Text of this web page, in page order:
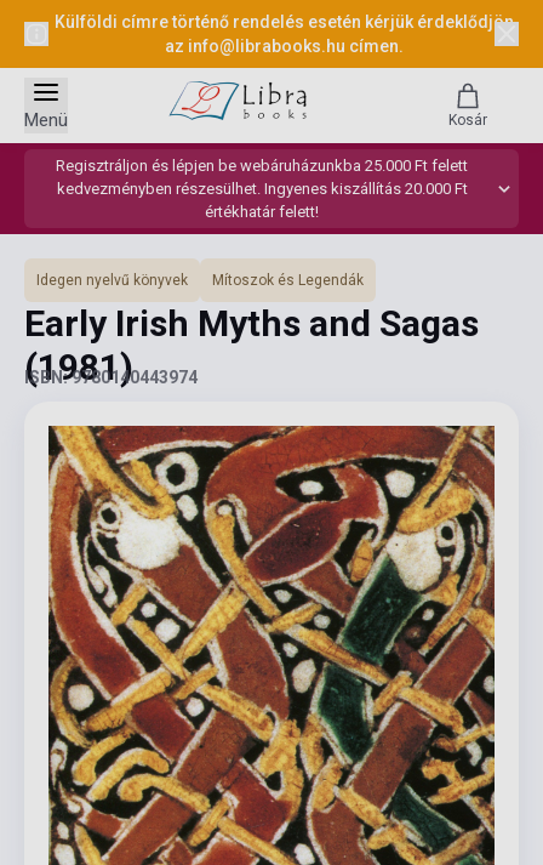
Külföldi címre történő rendelés esetén kérjük érdeklődjön
az info@librabooks.hu címen.
Regisztráljon és lépjen be webáruházunkba 25.000 Ft felett
kedvezményben részesülhet. Ingyenes kiszállítás 20.000 Ft
értékhatár felett!
Menü Kosár
Idegen nyelvű könyvek Mítoszok és Legendák
Early Irish Myths and Sagas
(1981)
ISBN: 9780140443974